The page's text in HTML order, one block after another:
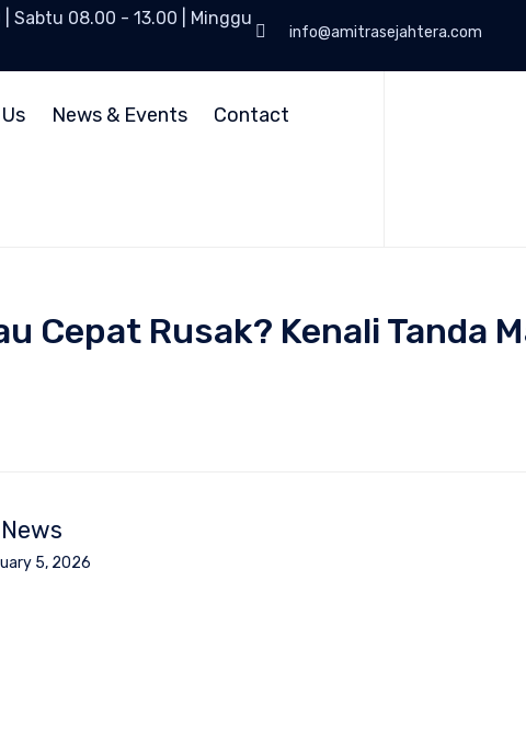
Sabtu 08.00 - 13.00 | Minggu
info@amitrasejahtera.com
News & Events Contact
Cepat Rusak? Kenali Tanda
News
5, 2026